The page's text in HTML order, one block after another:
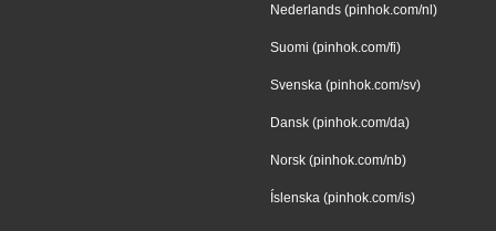
Nederlands (pinhok.com/nl)
Suomi (pinhok.com/fi)
Svenska (pinhok.com/sv)
Dansk (pinhok.com/da)
Norsk (pinhok.com/nb)
Íslenska (pinhok.com/is)